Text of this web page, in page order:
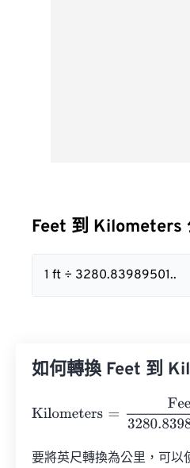
Feet 到 Kilometers
1 ft ÷ 3280.83989501..
如何轉換 Feet 到
Kilometers
要將英尺轉換為公里，可以